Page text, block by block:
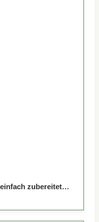
zubereitet…